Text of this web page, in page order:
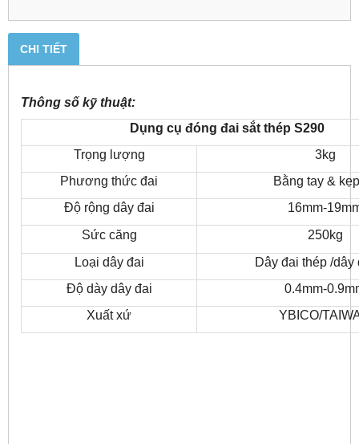
CHI TIẾT
Thông số kỹ thuật:
Dụng cụ đóng đai sắt thép S290
Trọng lượng
3kg
Phương thức đai
Bằng tay &
Độ rộng dây đai
16mm-
Sức căng
250kg
Loại dây đai
Dây đai thép /dây
Độ dày dây đai
0.4mm-
Xuất xứ
YBICO/